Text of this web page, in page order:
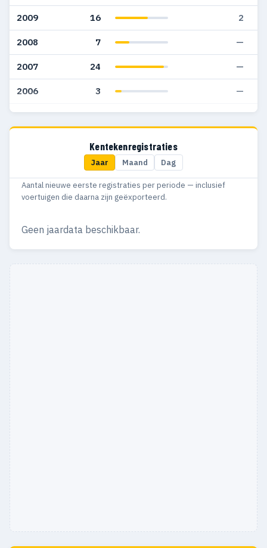
2009 16 2
2008 7 —
2007 24 —
2006 3 —
2005 4 —
15
2002 10
1999 11 —
Kentekenregistraties
Jaar Maand Dag
Aantal nieuwe eerste registraties per periode — inclusief
voertuigen die daarna zijn geëxporteerd.
Geen jaardata beschikbaar.